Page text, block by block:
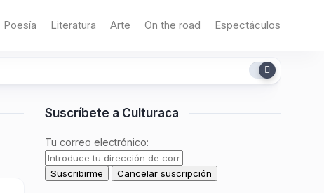
Poesía Literatura Arte On the road Espectáculos
Suscríbete a Culturaca
Tu correo electrónico: